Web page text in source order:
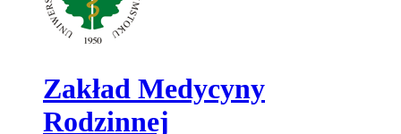
Zakład Medycyny
Rodzinnej